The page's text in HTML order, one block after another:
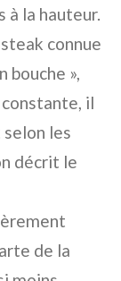
la hauteur.
connue
bouche »,
il
les
décrit le
de la